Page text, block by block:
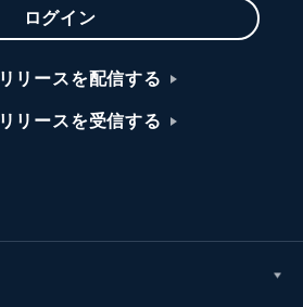
ログイン
リースを配信する
リースを受信する